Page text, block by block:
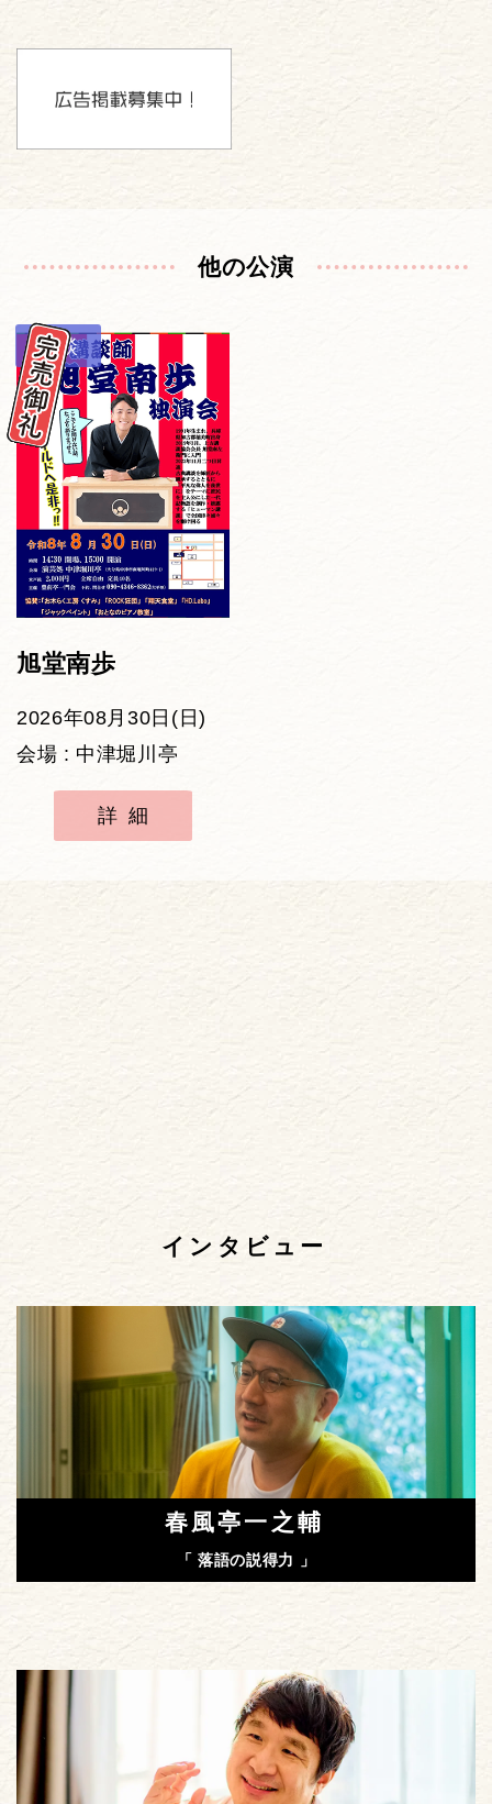
他の公演
講談
旭堂南歩
2026年08月30日(日)
会場 : 中津堀川亭
詳細
インタビュー
春風亭一之輔
「 落語の説得力 」